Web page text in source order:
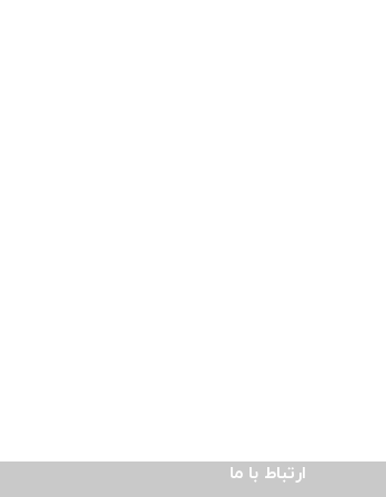
ارتباط با ما